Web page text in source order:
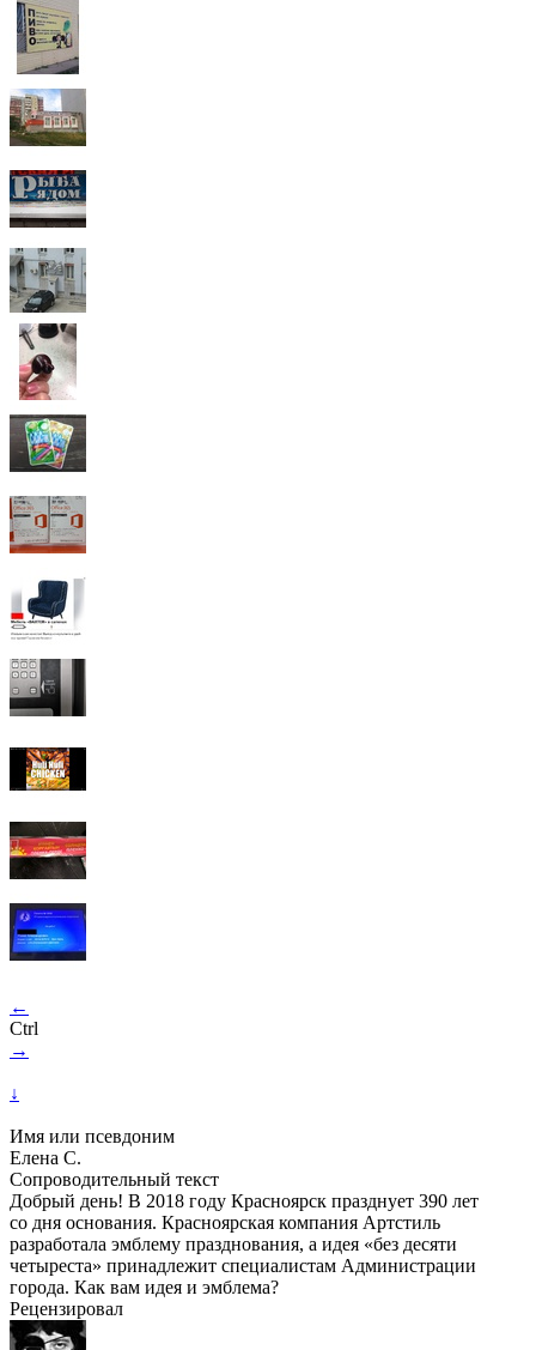
←
Ctrl
→
↓
Имя или псевдоним
Елена С.
Сопроводительный текст
Добрый день! В 2018 году Красноярск празднует 390 лет
со дня основания. Красноярская компания Артстиль
разработала эмблему празднования, а идея «без десяти
четыреста» принадлежит специалистам Администрации
города. Как вам идея и эмблема?
Рецензировал